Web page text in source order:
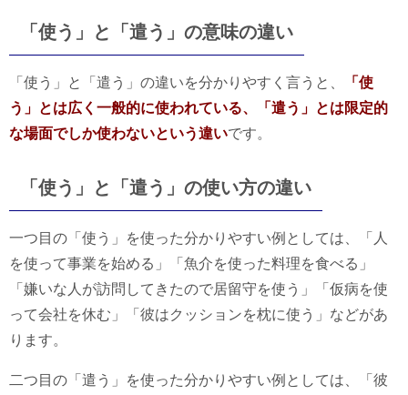
「使う」と「遣う」の意味の違い
「使う」と「遣う」の違いを分かりやすく言うと、
「使
う」とは広く一般的に使われている、「遣う」とは限定的
な場面でしか使わないという違いです。
「使う」と「遣う」の使い方の違い
一つ目の「使う」を使った分かりやすい例としては、「人
を使って事業を始める」「魚介を使った料理を食べる」
「嫌いな人が訪問してきたので居留守を使う」「仮病を使
って会社を休む」「彼はクッションを枕に使う」などがあ
ります。
二つ目の「遣う」を使った分かりやすい例としては、「彼